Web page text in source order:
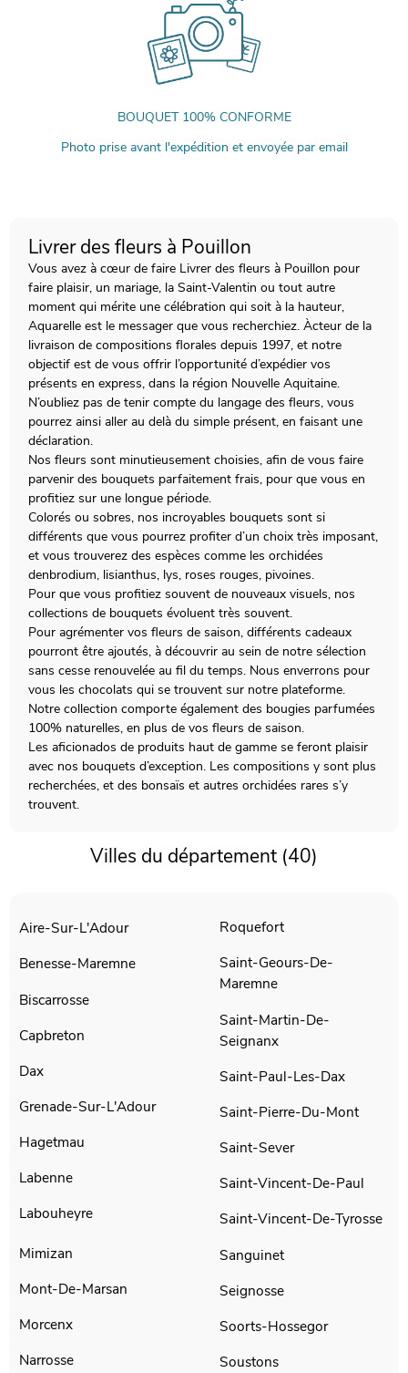
BOUQUET 100% CONFORME
Photo prise avant l'expédition et envoyée par email
Livrer des fleurs à Pouillon
Vous avez à cœur de faire Livrer des fleurs à Pouillon pour
faire plaisir, un mariage, la Saint-Valentin ou tout autre
moment qui mérite une célébration qui soit à la hauteur,
Aquarelle est le messager que vous recherchiez. Àcteur de la
livraison de compositions florales depuis 1997, et notre
objectif est de vous offrir l’opportunité d’expédier vos
présents en express, dans la région Nouvelle Aquitaine.
N’oubliez pas de tenir compte du langage des fleurs, vous
pourrez ainsi aller au delà du simple présent, en faisant une
déclaration.
Nos fleurs sont minutieusement choisies, afin de vous faire
parvenir des bouquets parfaitement frais, pour que vous en
profitiez sur une longue période.
Colorés ou sobres, nos incroyables bouquets sont si
différents que vous pourrez profiter d’un choix très imposant,
et vous trouverez des espèces comme les orchidées
denbrodium, lisianthus, lys, roses rouges, pivoines.
Pour que vous profitiez souvent de nouveaux visuels, nos
collections de bouquets évoluent très souvent.
Pour agrémenter vos fleurs de saison, différents cadeaux
pourront être ajoutés, à découvrir au sein de notre sélection
sans cesse renouvelée au fil du temps. Nous enverrons pour
vous les chocolats qui se trouvent sur notre plateforme.
Notre collection comporte également des bougies parfumées
100% naturelles, en plus de vos fleurs de saison.
Les aficionados de produits haut de gamme se feront plaisir
avec nos bouquets d’exception. Les compositions y sont plus
recherchées, et des bonsaïs et autres orchidées rares s’y
trouvent.
Villes du département (40)
Aire-Sur-L'Adour
Benesse-Maremne
Biscarrosse
Capbreton
Dax
Grenade-Sur-L'Adour
Hagetmau
Labenne
Labouheyre
Mimizan
Mont-De-Marsan
Morcenx
Narrosse
Roquefort
Saint-Geours-De-
Maremne
Saint-Martin-De-
Seignanx
Saint-Paul-Les-Dax
Saint-Pierre-Du-Mont
Saint-Sever
Saint-Vincent-De-Paul
Saint-Vincent-De-Tyrosse
Sanguinet
Seignosse
Soorts-Hossegor
Soustons